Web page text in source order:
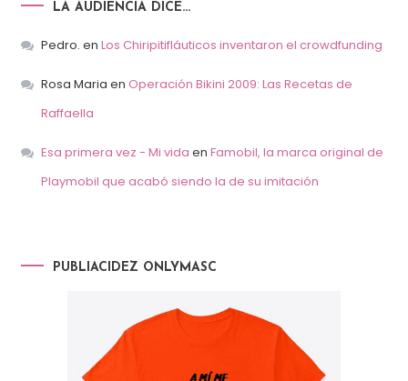
LA AUDIENCIA DICE…
Pedro. en Los Chiripitifláuticos inventaron el crowdfunding
Rosa Maria en Operación Bikini 2009: Las Recetas de
Raffaella
Esa primera vez - Mi vida en Famobil, la marca original de
Playmobil que acabó siendo la de su imitación
PUBLIACIDEZ ONLYMASC